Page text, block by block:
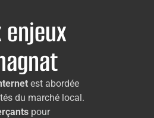
est abordée
du marché local.
pour